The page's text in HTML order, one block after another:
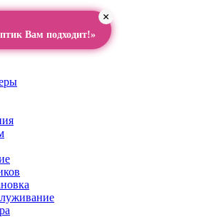
Вам подходит!»